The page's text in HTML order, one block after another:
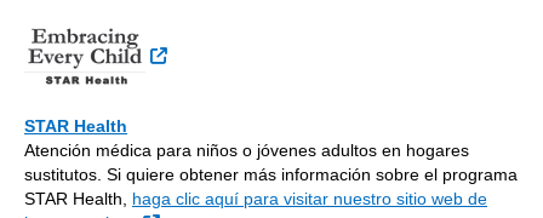
STAR Health
Atención médica para niños o jóvenes adultos en hogares
sustitutos. Si quiere obtener más información sobre el programa
STAR Health, haga clic aquí para visitar nuestro sitio web de